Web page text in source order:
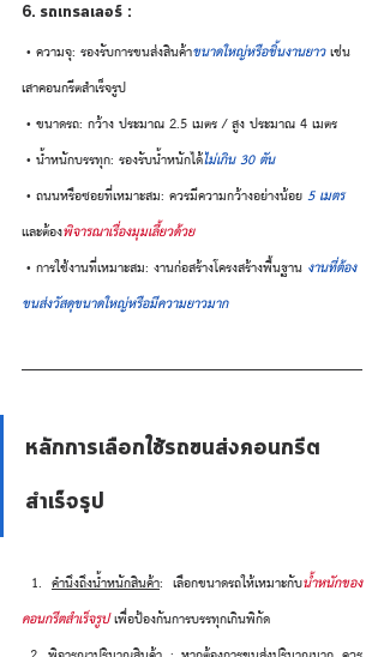
6. รถเทรลเลอร์ :
• ความจุ: รองรับการขนส่งสินค้าขนาดใหญ่หรือชิ้นงานยาว เช่น
เสาคอนกรีตสำเร็จรูป
• ขนาดรถ: กว้าง ประมาณ 2.5 เมตร / สูง ประมาณ 4 เมตร
• น้ำหนักบรรทุก: รองรับน้ำหนักได้ไม่เกิน 30 ตัน
• ถนนหรือซอยที่เหมาะสม: ควรมีความกว้างอย่างน้อย 5 เมตร
และต้องพิจารณาเรื่องมุมเลี้ยวด้วย
• การใช้งานที่เหมาะสม: งานก่อสร้างโครงสร้างพื้นฐาน งานที่ต้อง
ขนส่งวัสดุขนาดใหญ่หรือมีความยาวมาก
หลักการเลือกใช้รถขนส่งคอนกรีต
สำเร็จรูป
1. คำนึงถึงน้ำหนักสินค้า: เลือกขนาดรถให้เหมาะกับน้ำหนักของ
คอนกรีตสำเร็จรูป เพื่อป้องกันการบรรทุกเกินพิกัด